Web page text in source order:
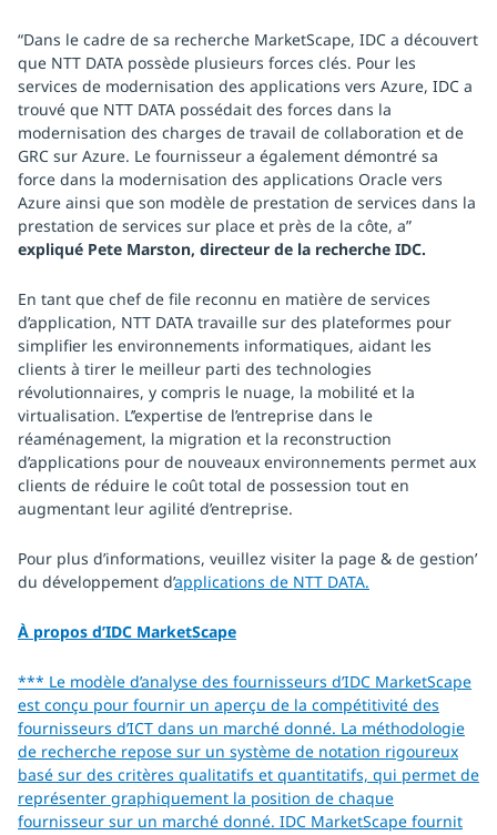
“Dans le cadre de sa recherche MarketScape, IDC a découvert
que NTT DATA possède plusieurs forces clés. Pour les
services de modernisation des applications vers Azure, IDC a
trouvé que NTT DATA possédait des forces dans la
modernisation des charges de travail de collaboration et de
GRC sur Azure. Le fournisseur a également démontré sa
force dans la modernisation des applications Oracle vers
Azure ainsi que son modèle de prestation de services dans la
prestation de services sur place et près de la côte, a”
expliqué Pete Marston, directeur de la recherche IDC.
En tant que chef de file reconnu en matière de services
d’application, NTT DATA travaille sur des plateformes pour
simplifier les environnements informatiques, aidant les
clients à tirer le meilleur parti des technologies
révolutionnaires, y compris le nuage, la mobilité et la
virtualisation. L’’expertise de l’entreprise dans le
réaménagement, la migration et la reconstruction
d’applications pour de nouveaux environnements permet aux
clients de réduire le coût total de possession tout en
augmentant leur agilité d’entreprise.
Pour plus d’informations, veuillez visiter la page & de gestion’
du développement d’applications de NTT DATA.
À propos d’IDC MarketScape
*** Le modèle d’analyse des fournisseurs d’IDC MarketScape
est conçu pour fournir un aperçu de la compétitivité des
fournisseurs d’ICT dans un marché donné. La méthodologie
de recherche repose sur un système de notation rigoureux
basé sur des critères qualitatifs et quantitatifs, qui permet de
représenter graphiquement la position de chaque
fournisseur sur un marché donné. IDC MarketScape fournit